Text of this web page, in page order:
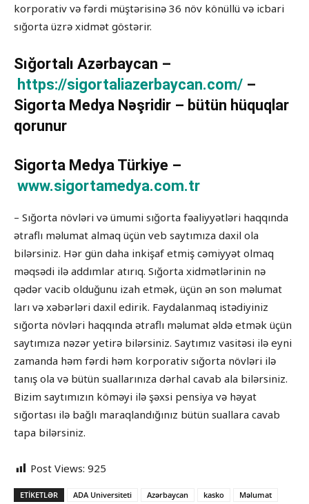
korporativ və fərdi müştərisinə 36 növ könüllü və icbari
sığorta üzrə xidmət göstərir.
Sığortalı Azərbaycan –
https://sigortaliazerbaycan.com/ –
Sigorta Medya Nəşridir – bütün hüquqlar
qorunur
Sigorta Medya Türkiye –
www.sigortamedya.com.tr
– Sığorta növləri və ümumi sığorta fəaliyyətləri haqqında
ətraflı məlumat almaq üçün veb saytımıza daxil ola
bilərsiniz. Hər gün daha inkişaf etmiş cəmiyyət olmaq
məqsədi ilə addımlar atırıq. Sığorta xidmətlərinin nə
qədər vacib olduğunu izah etmək, üçün ən son məlumat
ları və xəbərləri daxil edirik. Faydalanmaq istədiyiniz
sığorta növləri haqqında ətraflı məlumat əldə etmək üçün
saytımıza nəzər yetirə bilərsiniz. Saytımız vasitəsi ilə eyni
zamanda həm fərdi həm korporativ sığorta növləri ilə
tanış ola və bütün suallarınıza dərhal cavab ala bilərsiniz.
Bizim saytımızın köməyi ilə şəxsi pensiya və həyat
sığortası ilə bağlı maraqlandığınız bütün suallara cavab
tapa bilərsiniz.
Post Views: 925
ETIKETLƏR ADA Universiteti Azərbaycan kasko
Məlumat